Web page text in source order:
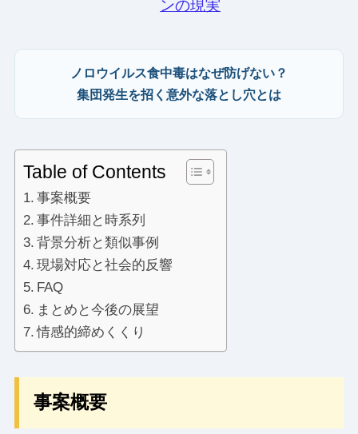
ンの現実
ノロウイルス食中毒はなぜ防げない？
集団発生を招く意外な落とし穴とは
Table of Contents
事案概要
事件詳細と時系列
背景分析と類似事例
現場対応と社会的反響
FAQ
まとめと今後の展望
情感的締めくくり
事案概要